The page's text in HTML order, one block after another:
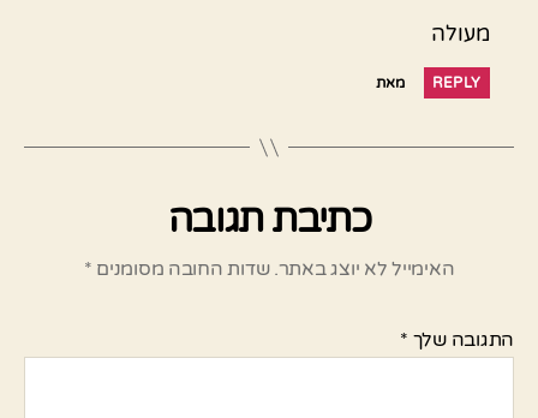
מעולה
REPLY מאת
כתיבת תגובה
האימייל לא יוצג באתר. שדות החובה מסומנים *
התגובה שלך *